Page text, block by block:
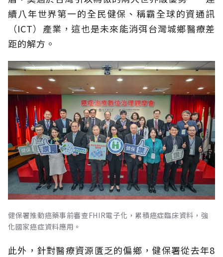
續八年世界第一的全民健保、稱霸全球的資通訊
（ICT）產業，這也是未來能消弭台灣城鄉醫療差
距的解方。
健保署推動癌藥事前審查FHIR電子化，累積癌症臨床資料，強
化國家癌症資料應用。
此外，針對醫療資源匱乏的偏鄉，健保署從去年8